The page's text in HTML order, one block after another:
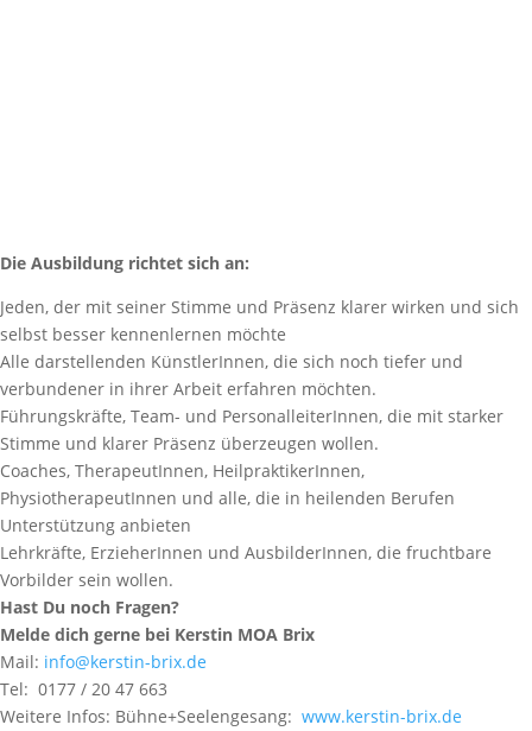
Die Ausbildung richtet sich an:
Jeden, der mit seiner Stimme und Präsenz klarer wirken und sich
selbst besser kennenlernen möchte
Alle darstellenden KünstlerInnen, die sich noch tiefer und
verbundener in ihrer Arbeit erfahren möchten.
Führungskräfte, Team- und PersonalleiterInnen, die mit starker
Stimme und klarer Präsenz überzeugen wollen.
Coaches, TherapeutInnen, HeilpraktikerInnen,
PhysiotherapeutInnen und alle, die in heilenden Berufen
Unterstützung anbieten
Lehrkräfte, ErzieherInnen und AusbilderInnen, die fruchtbare
Vorbilder sein wollen.
Hast Du noch Fragen?
Melde dich gerne bei Kerstin MOA Brix
Mail: info@kerstin-brix.de
Tel: 0177 / 20 47 663
Weitere Infos: Bühne+Seelengesang: www.kerstin-brix.de